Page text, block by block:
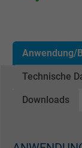
Anwendung/
Technische
Downloads